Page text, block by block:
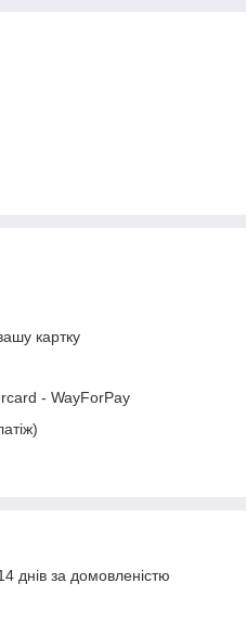
картку
- WayForPay
днів за домовленістю